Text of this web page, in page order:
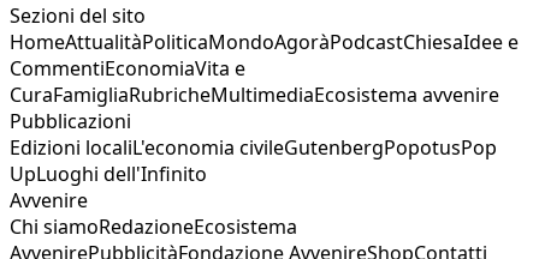
Sezioni del sito
HomeAttualitàPoliticaMondoAgoràPodcastChiesaIdee e
CommentiEconomiaVita e
CuraFamigliaRubricheMultimediaEcosistema avvenire
Pubblicazioni
Edizioni localiL'economia civileGutenbergPopotusPop
UpLuoghi dell'Infinito
Avvenire
Chi siamoRedazioneEcosistema
AvvenirePubblicitàFondazione AvvenireShopContatti